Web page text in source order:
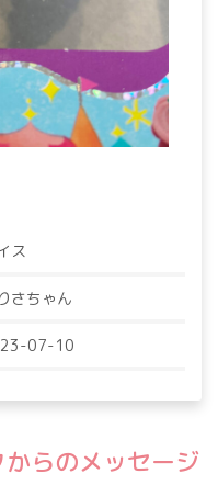
ス
さちゃん
07-10
らのメッセージ